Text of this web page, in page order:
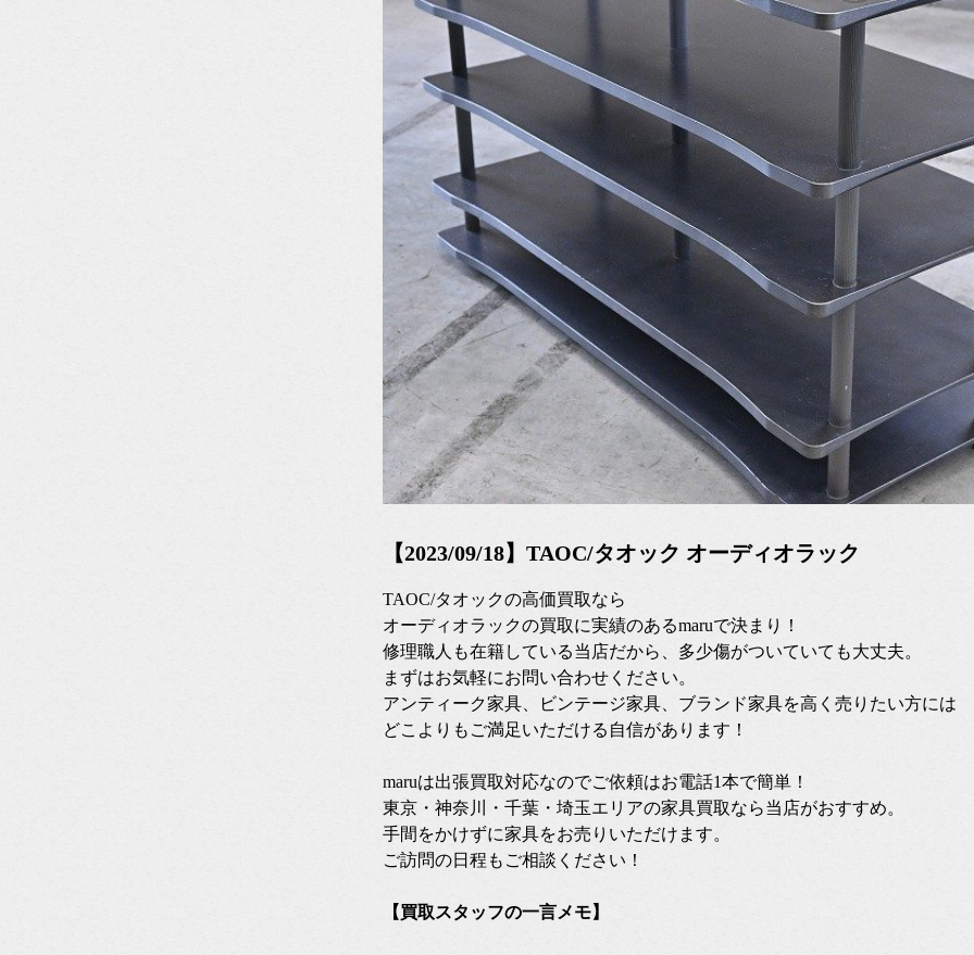
【2023/09/18】TAOC/タオック オーディオラック
TAOC/タオックの高価買取なら
オーディオラックの買取に実績のあるmaruで決まり！
修理職人も在籍している当店だから、多少傷がついていても大丈夫。
まずはお気軽にお問い合わせください。
アンティーク家具、ビンテージ家具、ブランド家具を高く売りたい方には
どこよりもご満足いただける自信があります！
maruは出張買取対応なのでご依頼はお電話1本で簡単！
東京・神奈川・千葉・埼玉エリアの家具買取なら当店がおすすめ。
手間をかけずに家具をお売りいただけます。
ご訪問の日程もご相談ください！
【買取スタッフの一言メモ】